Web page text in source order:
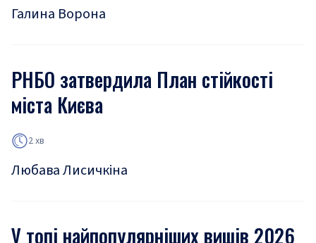
Галина Ворона
РНБО затвердила План стійкості
міста Києва
2 хв
Любава Лисичкіна
У топі найпопулярніших вишів 2026